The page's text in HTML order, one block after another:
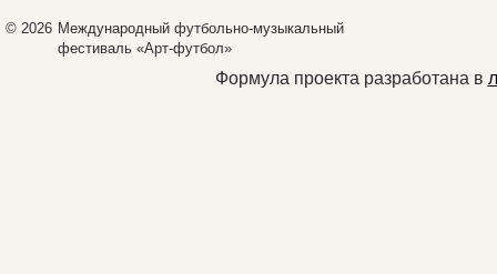
© 2026 Международный футбольно-музыкальный
фестиваль «Арт-футбол»
Формула проекта разработана в